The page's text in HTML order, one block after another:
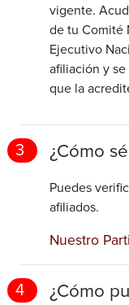
vigente.
de tu Comité
Ejecutivo
afiliación y
que la
3 ¿Cómo
Puedes
afiliados.
Nuestro
4 ¿Cómo